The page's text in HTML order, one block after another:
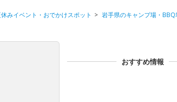
みイベント・おでかけスポット
岩手県のキャンプ場・BBQ
おすすめ情報